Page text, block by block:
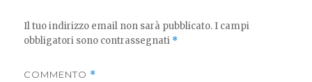
Il tuo indirizzo email non sarà pubblicato. I campi
obbligatori sono contrassegnati *
COMMENTO *